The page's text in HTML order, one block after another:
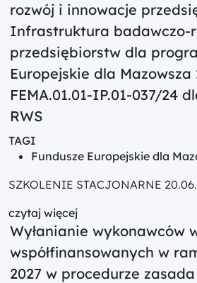
rozwój i innowacje
Infrastruktura badawczo-
przedsiębiorstw dla
Europejskie dla Mazowsza
FEMA.01.01-IP.01-037/24
RWS
TAGI
Fundusze Europejskie dla
SZKOLENIE STACJONARNE
czytaj więcej
Wyłanianie wykonawców
współfinansowanych w
2027 w procedurze zasada